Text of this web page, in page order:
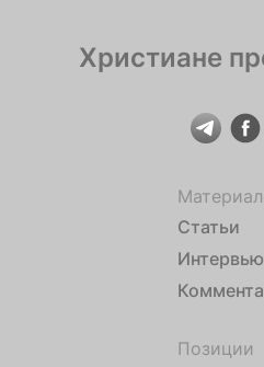
Христиане
Статьи
Интервью
Позиции